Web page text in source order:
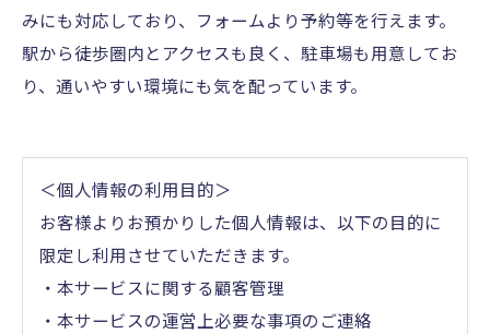
みにも対応しており、フォームより予約等を行えます。
駅から徒歩圏内とアクセスも良く、駐車場も用意してお
り、通いやすい環境にも気を配っています。
＜個人情報の利用目的＞
お客様よりお預かりした個人情報は、以下の目的に
限定し利用させていただきます。
・本サービスに関する顧客管理
・本サービスの運営上必要な事項のご連絡